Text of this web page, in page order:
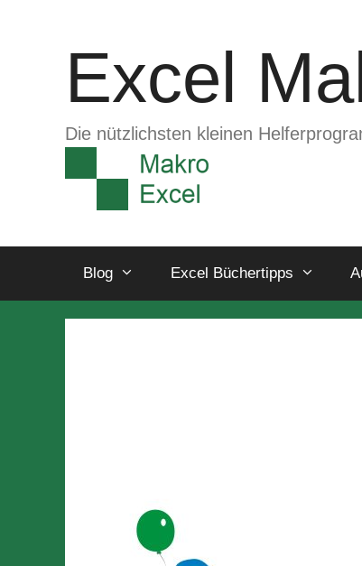
Excel
Die nützlichsten kleinen
Blog Excel Büchertipps